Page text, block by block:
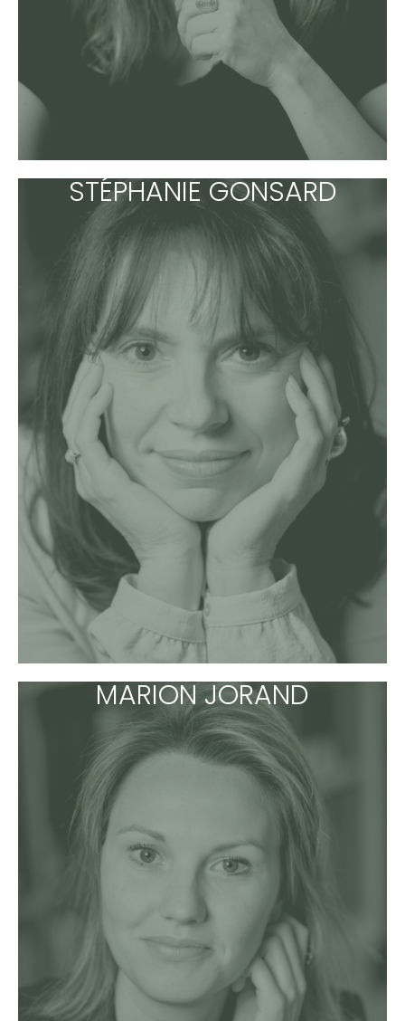
STÉPHANIE GONSARD
MARION JORAND